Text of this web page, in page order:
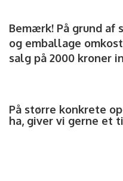
Bemærk! På grund af
og emballage
salg på 2000 kroner
På større konkrete
ha, giver vi gerne et